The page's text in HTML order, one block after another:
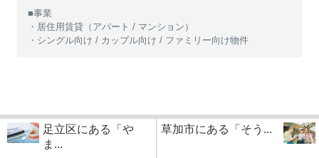
■事業
・居住用賃貸（アパート / マンション）
・シングル向け / カップル向け / ファミリー向け物件
足立区にある「や
ま...
草加市にある「そう...